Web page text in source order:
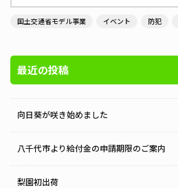
国土交通省モデル事業 イベント 防犯
最近の投稿
向日葵が咲き始めました
八千代市より給付金の申請期限のご案内
梨園初出荷